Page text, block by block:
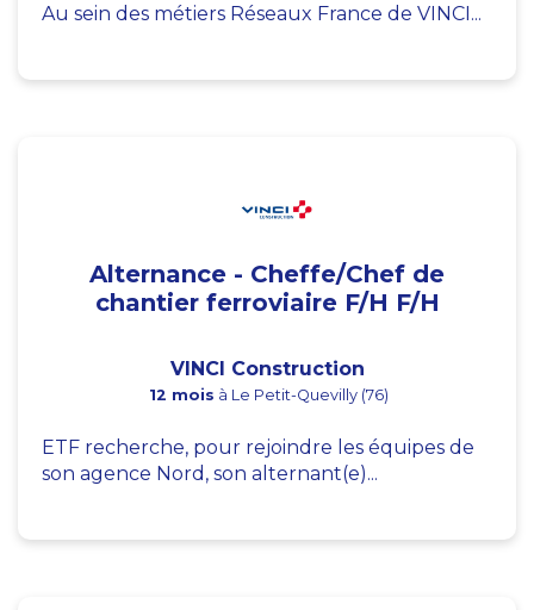
Au sein des métiers Réseaux France de VINCI...
Alternance - Cheffe/Chef de
chantier ferroviaire F/H F/H
VINCI Construction
12 mois à Le Petit-Quevilly (76)
ETF recherche, pour rejoindre les équipes de
son agence Nord, son alternant(e)...